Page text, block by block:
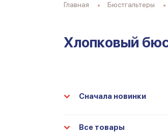
Главная Бюстгальтеры
Хлопковый
Сначала новинки
Все товары